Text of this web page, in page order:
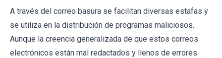
A través del correo basura se facilitan diversas estafas y
se utiliza en la distribución de programas maliciosos.
Aunque la creencia generalizada de que estos correos
electrónicos están mal redactados y llenos de errores